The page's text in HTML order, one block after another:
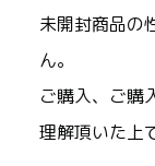
未開封商品の
ん。
ご購入、ご購
理解頂いた上